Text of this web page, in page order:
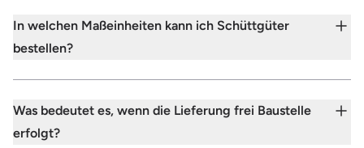
In welchen Maßeinheiten kann ich Schüttgüter
bestellen?
Was bedeutet es, wenn die Lieferung frei Baustelle
erfolgt?